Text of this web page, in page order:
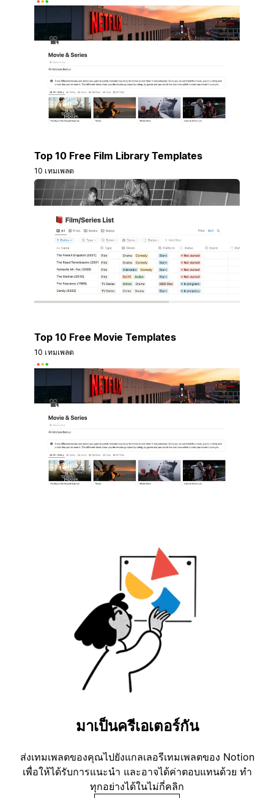
Top 10 Free Film Library Templates
10 เทมเพลต
Top 10 Free Movie Templates
10 เทมเพลต
มาเป็นครีเอเตอร์กัน
ส่งเทมเพลตของคุณไปยังแกลเลอรีเทมเพลตของ Notion
เพื่อให้ได้รับการแนะนำ และอาจได้ค่าตอบแทนด้วย ทำ
ทุกอย่างได้ในไม่กี่คลิก